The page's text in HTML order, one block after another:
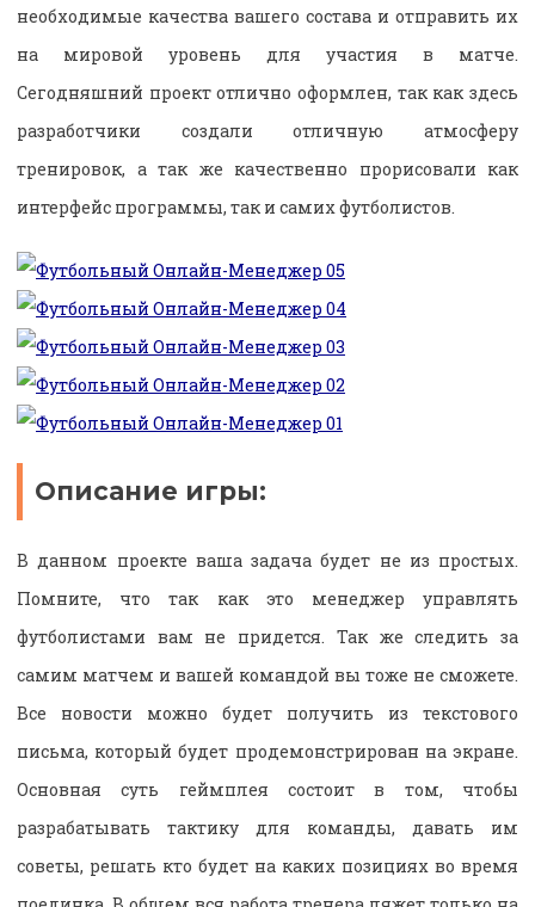
необходимые качества вашего состава и отправить их
на мировой уровень для участия в матче.
Сегодняшний проект отлично оформлен, так как здесь
разработчики создали отличную атмосферу
тренировок, а так же качественно прорисовали как
интерфейс программы, так и самих футболистов.
Описание игры:
В данном проекте ваша задача будет не из простых.
Помните, что так как это менеджер управлять
футболистами вам не придется. Так же следить за
самим матчем и вашей командой вы тоже не сможете.
Все новости можно будет получить из текстового
письма, который будет продемонстрирован на экране.
Основная суть геймплея состоит в том, чтобы
разрабатывать тактику для команды, давать им
советы, решать кто будет на каких позициях во время